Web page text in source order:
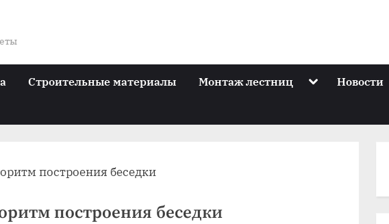
Строительные материалы Монтаж лестниц ToggleНовости
построения беседки